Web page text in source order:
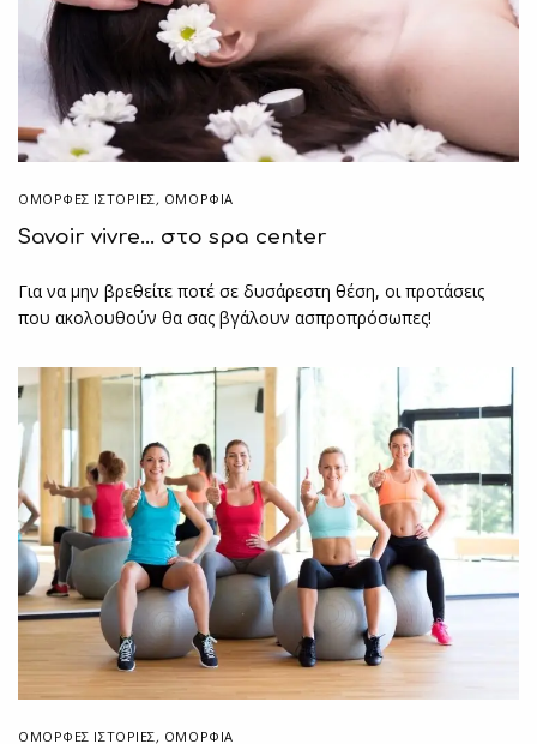
ΌΜΟΡΦΕΣ ΙΣΤΟΡΊΕΣ, ΟΜΟΡΦΙΑ
Savoir vivre… στο spa center
Για να μην βρεθείτε ποτέ σε δυσάρεστη θέση, οι προτάσεις
που ακολουθούν θα σας βγάλουν ασπροπρόσωπες!
ΌΜΟΡΦΕΣ ΙΣΤΟΡΊΕΣ, ΟΜΟΡΦΙΑ